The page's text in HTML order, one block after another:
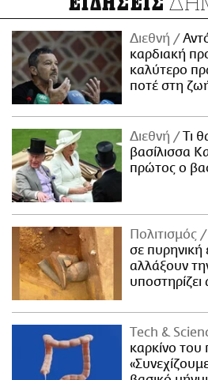
Διεθνή
καρδιακή
καλύτερο
ποτέ στη
Διεθνή
Τι
βασίλισσα
πρώτος ο
Πολιτισμός
σε
αλλάξουν
Τech &
καρκίνο του